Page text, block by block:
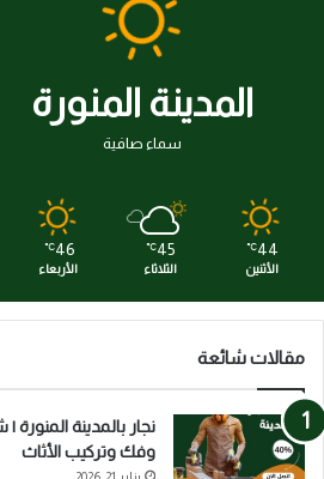
المدينة المنورة
سماء صافية
44
℃
الأثنين
45
℃
الثلاثاء
46
℃
الأربعاء
مقالات شائعة
نجار بالمدينة المنورة
وفك وتركيب الأثاث